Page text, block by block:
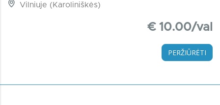
Vilniuje (Karoliniškės)
€ 10.00/val
PERŽIŪRĖTI